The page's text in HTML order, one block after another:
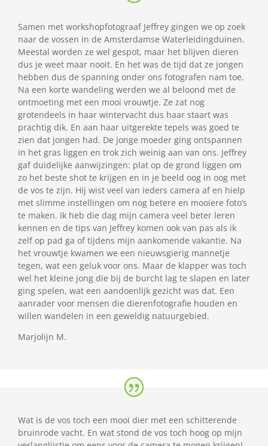
Samen met workshopfotograaf Jeffrey gingen we op zoek
naar de vossen in de Amsterdamse Waterleidingduinen.
Meestal worden ze wel gespot, maar het blijven dieren
dus je weet maar nooit. En het was de tijd dat ze jongen
hebben dus de spanning onder ons fotografen nam toe.
Na een korte wandeling werden we al beloond met de
ontmoeting met een mooi vrouwtje. Ze zat nog
grotendeels in haar wintervacht dus haar staart was
prachtig dik. En aan haar uitgerekte tepels was goed te
zien dat jongen had. De jonge moeder ging ontspannen
in het gras liggen en trok zich weinig aan van ons. Jeffrey
gaf duidelijke aanwijzingen: plat op de grond liggen om
zo het beste shot te krijgen en in je beeld oog in oog met
de vos te zijn. Hij wist veel van ieders camera af en hielp
met slimme instellingen om nog betere en mooiere foto’s
te maken. Ik heb die dag mijn camera veel beter leren
kennen en de tips van Jeffrey komen ook van pas als ik
zelf op pad ga of tijdens mijn aankomende vakantie. Na
het vrouwtje kwamen we een nieuwsgierig mannetje
tegen, wat een geluk voor ons. Maar de klapper was toch
wel het kleine jong die bij de burcht lag te slapen en later
ging spelen, wat een aandoenlijk gezicht was dat. Een
aanrader voor mensen die dierenfotografie houden en
willen wandelen in een geweldig natuurgebied.
Marjolijn M.
Wat is de vos toch een mooi dier met een schitterende
bruinrode vacht. En wat stond de vos toch hoog op mijn